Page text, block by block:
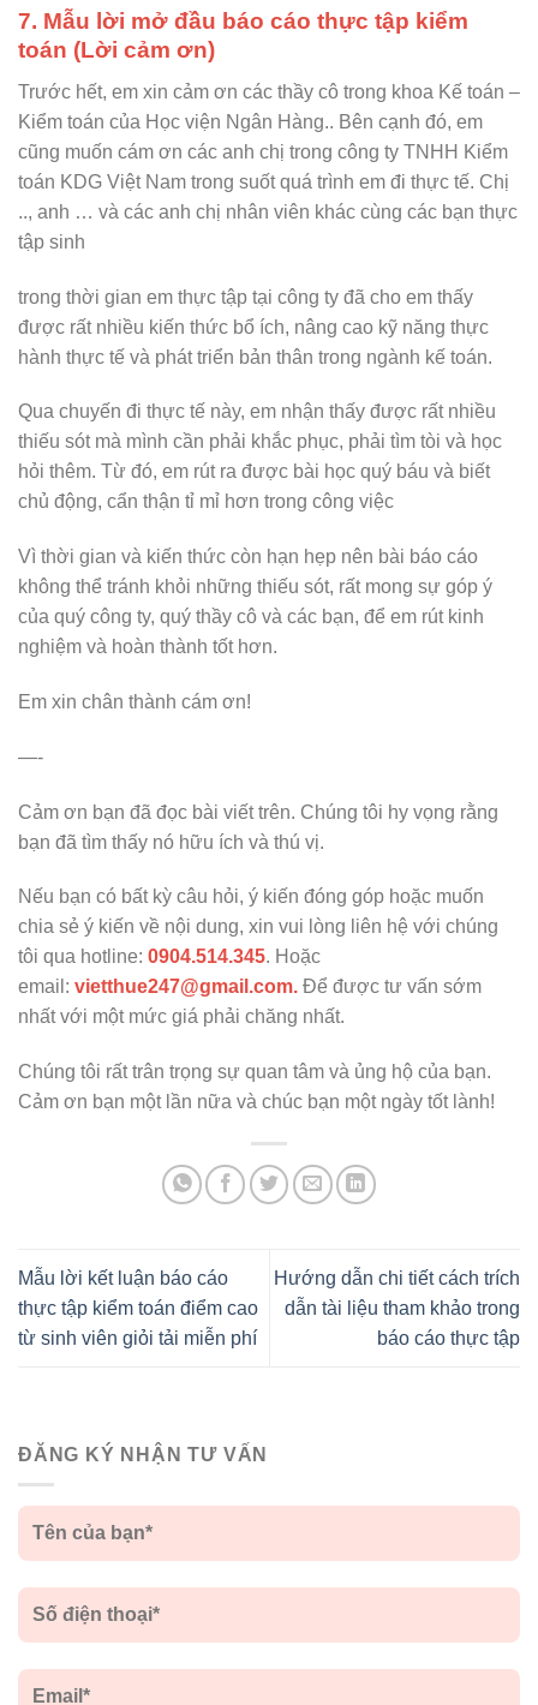
7. Mẫu lời mở đầu báo cáo thực tập kiểm
toán (Lời cảm ơn)
Trước hết, em xin cảm ơn các thầy cô trong khoa Kế toán –
Kiểm toán của Học viện Ngân Hàng.. Bên cạnh đó, em
cũng muốn cám ơn các anh chị trong công ty TNHH Kiểm
toán KDG Việt Nam trong suốt quá trình em đi thực tế. Chị
.., anh … và các anh chị nhân viên khác cùng các bạn thực
tập sinh
trong thời gian em thực tập tại công ty đã cho em thấy
được rất nhiều kiến thức bổ ích, nâng cao kỹ năng thực
hành thực tế và phát triển bản thân trong ngành kế toán.
Qua chuyến đi thực tế này, em nhận thấy được rất nhiều
thiếu sót mà mình cần phải khắc phục, phải tìm tòi và học
hỏi thêm. Từ đó, em rút ra được bài học quý báu và biết
chủ động, cẩn thận tỉ mỉ hơn trong công việc
Vì thời gian và kiến thức còn hạn hẹp nên bài báo cáo
không thể tránh khỏi những thiếu sót, rất mong sự góp ý
của quý công ty, quý thầy cô và các bạn, để em rút kinh
nghiệm và hoàn thành tốt hơn.
Em xin chân thành cám ơn!
—-
Cảm ơn bạn đã đọc bài viết trên. Chúng tôi hy vọng rằng
bạn đã tìm thấy nó hữu ích và thú vị.
Nếu bạn có bất kỳ câu hỏi, ý kiến đóng góp hoặc muốn
chia sẻ ý kiến về nội dung, xin vui lòng liên hệ với chúng
tôi qua hotline: 0904.514.345. Hoặc
email: vietthue247@gmail.com. Để được tư vấn sớm
nhất với một mức giá phải chăng nhất.
Chúng tôi rất trân trọng sự quan tâm và ủng hộ của bạn.
Cảm ơn bạn một lần nữa và chúc bạn một ngày tốt lành!
Mẫu lời kết luận báo cáo
thực tập kiểm toán điểm cao
từ sinh viên giỏi tải miễn phí
Hướng dẫn chi tiết cách trích
dẫn tài liệu tham khảo trong
báo cáo thực tập
ĐĂNG KÝ NHẬN TƯ VẤN